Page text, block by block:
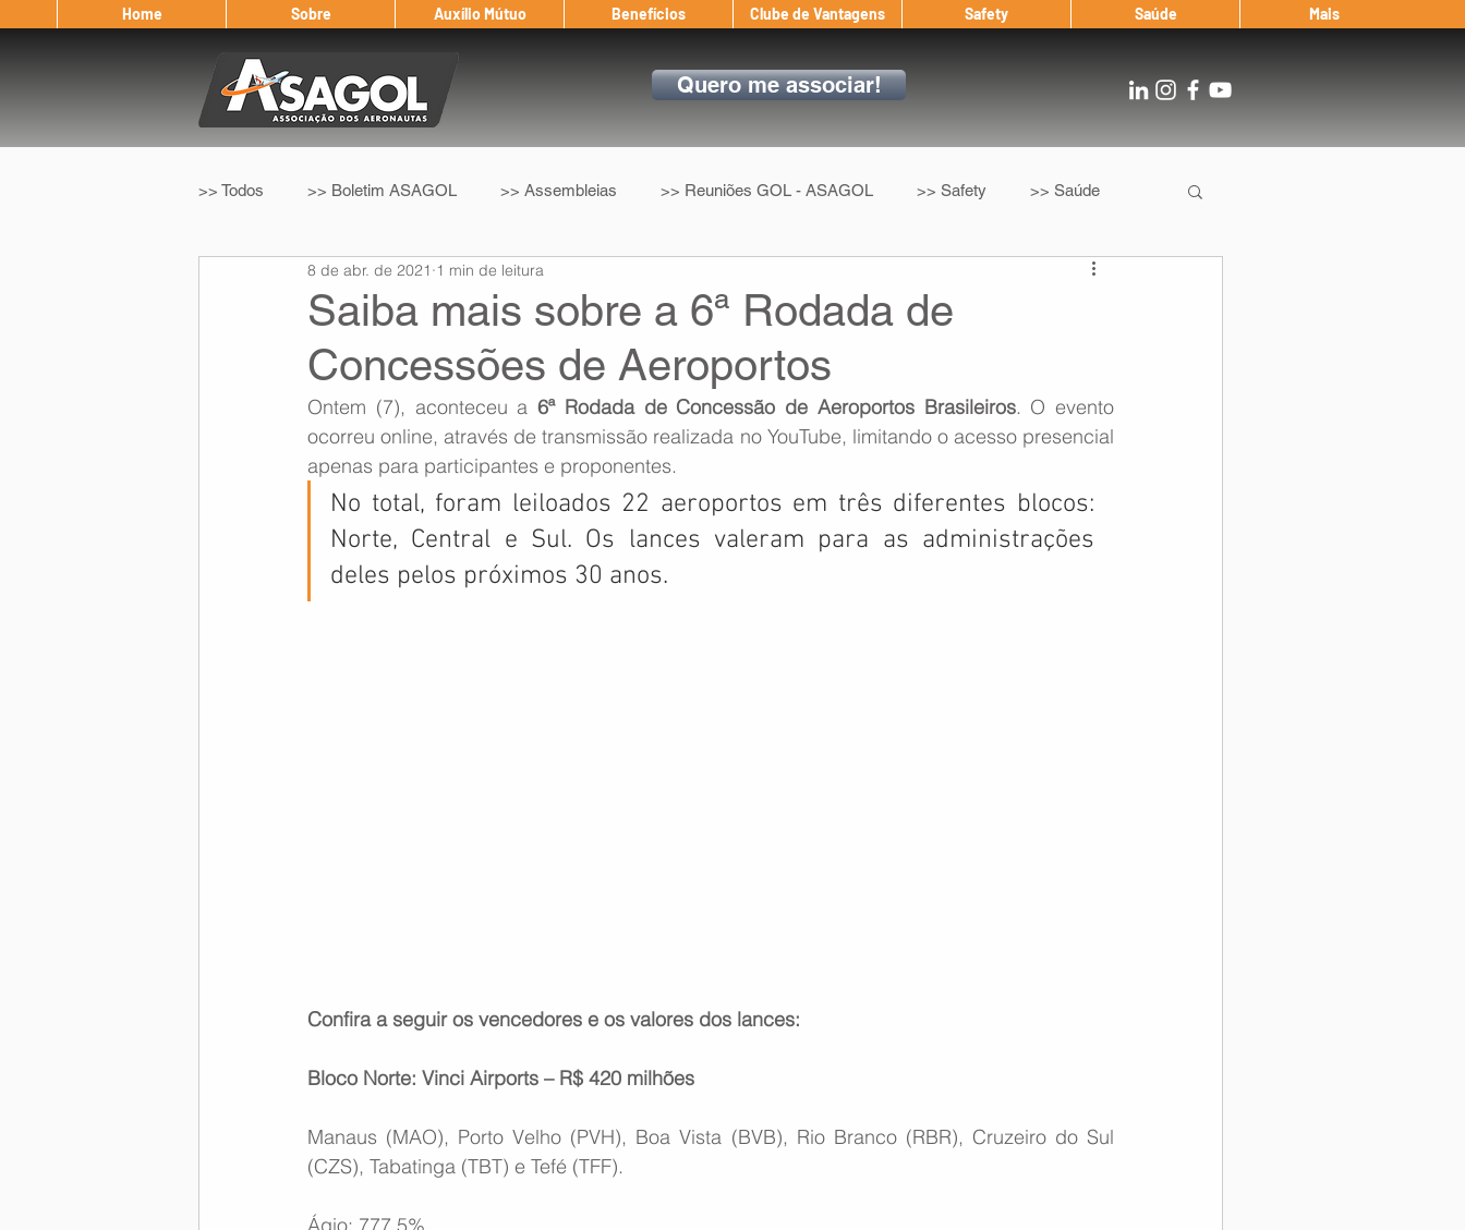
Home Sobre Auxílio Mútuo Benefícios Clube de Vantagens Safety Saúde Mais
Quero me associar!
>> Todos >> Boletim ASAGOL >> Assembleias >> Reuniões GOL - ASAGOL >> Safety >> Saúde
>> Legislação >> IFALPA >> Convenção Coletiva After Landing
Eleição ASAGOL Safety Window Auxílio Mútuo Depoimentos
Workshop ASAGOL Notícias
Memória Aeronáutica
Saiba mais sobre a 6ª Rodada de
Concessões de Aeroportos
8 de abr. de 2021 1 min de leitura
Ontem (7), aconteceu a 6ª Rodada de Concessão de Aeroportos Brasileiros. O evento
ocorreu online, através de transmissão realizada no YouTube, limitando o acesso presencial
apenas para participantes e proponentes.
No total, foram leiloados 22 aeroportos em três diferentes blocos:
Norte, Central e Sul. Os lances valeram para as administrações
deles pelos próximos 30 anos.
Confira a seguir os vencedores e os valores dos lances:
Bloco Norte: Vinci Airports – R$ 420 milhões
Manaus (MAO), Porto Velho (PVH), Boa Vista (BVB), Rio Branco (RBR), Cruzeiro do Sul
(CZS), Tabatinga (TBT) e Tefé (TFF).